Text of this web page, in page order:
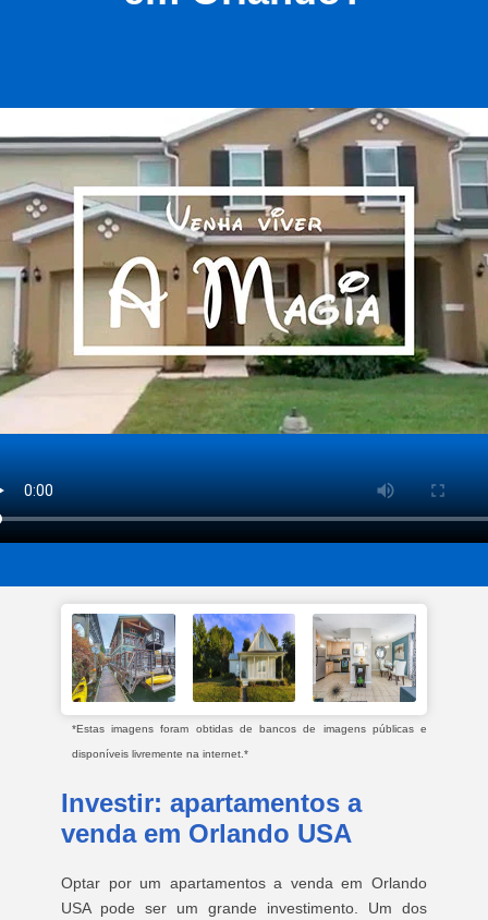
*Estas imagens foram obtidas de bancos de imagens públicas e
disponíveis livremente na internet.*
Investir: apartamentos a
venda em Orlando USA
Optar por um apartamentos a venda em Orlando
USA pode ser um grande investimento. Um dos